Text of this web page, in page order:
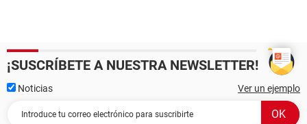
¡SUSCRÍBETE A NUESTRA NEWSLETTER!
Noticias Ver un ejemplo